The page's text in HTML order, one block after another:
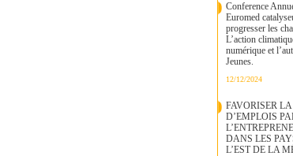
Conference
Euromed
progresser les
L’action
numérique et
Jeunes.
12/12/2024
FAVORISER
D’EMPLOIS
DANS LES
L’EST DE LA